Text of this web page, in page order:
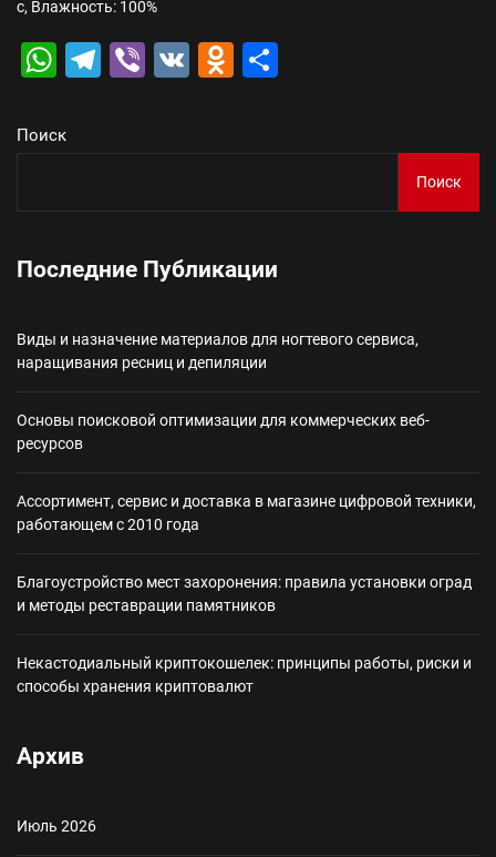
с, Влажность: 100%
WhatsApp
Telegram
Viber
VK Odnoklassniki
Поиск
Поиск
Последние Публикации
Виды и назначение материалов для ногтевого сервиса,
наращивания ресниц и депиляции
Основы поисковой оптимизации для коммерческих веб-
ресурсов
Ассортимент, сервис и доставка в магазине цифровой техники,
работающем с 2010 года
Благоустройство мест захоронения: правила установки оград
и методы реставрации памятников
Некастодиальный криптокошелек: принципы работы, риски и
способы хранения криптовалют
Архив
Июль 2026